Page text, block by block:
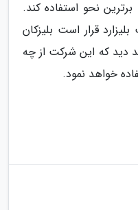
نحو استفاده کند.
قرار است بلیزکان
دید که این شرکت از چه
خواهد نمود.